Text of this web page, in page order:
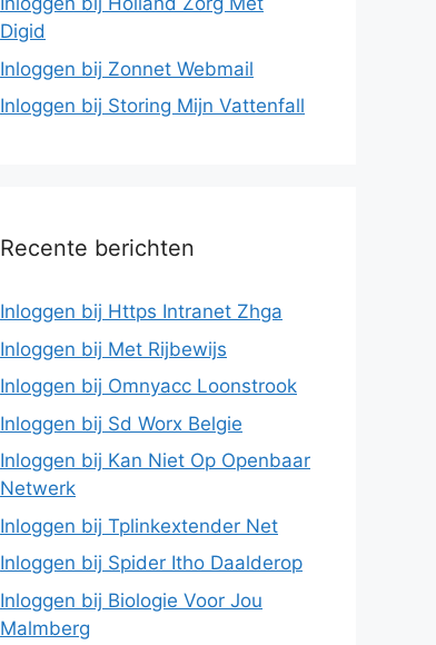
Digid
Inloggen bij Zonnet Webmail
Inloggen bij Storing Mijn Vattenfall
Recente berichten
Inloggen bij Https Intranet Zhga
Inloggen bij Met Rijbewijs
Inloggen bij Omnyacc Loonstrook
Inloggen bij Sd Worx Belgie
Inloggen bij Kan Niet Op Openbaar
Netwerk
Inloggen bij Tplinkextender Net
Inloggen bij Spider Itho Daalderop
Inloggen bij Biologie Voor Jou
Malmberg